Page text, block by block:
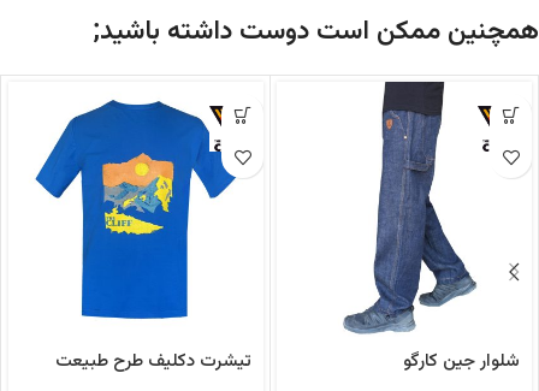
همچنین ممکن است دوست داشته باشید;
شلوار جین کارگو
تیشرت دکلیف طرح طبیعت